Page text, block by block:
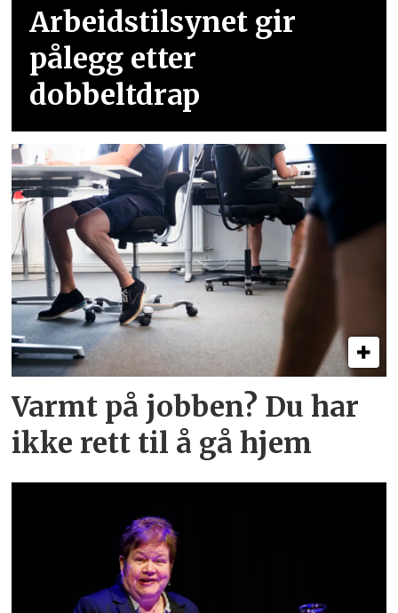
Arbeidstilsynet gir
pålegg etter
dobbeltdrap
Varmt på jobben? Du har
ikke rett til å gå hjem